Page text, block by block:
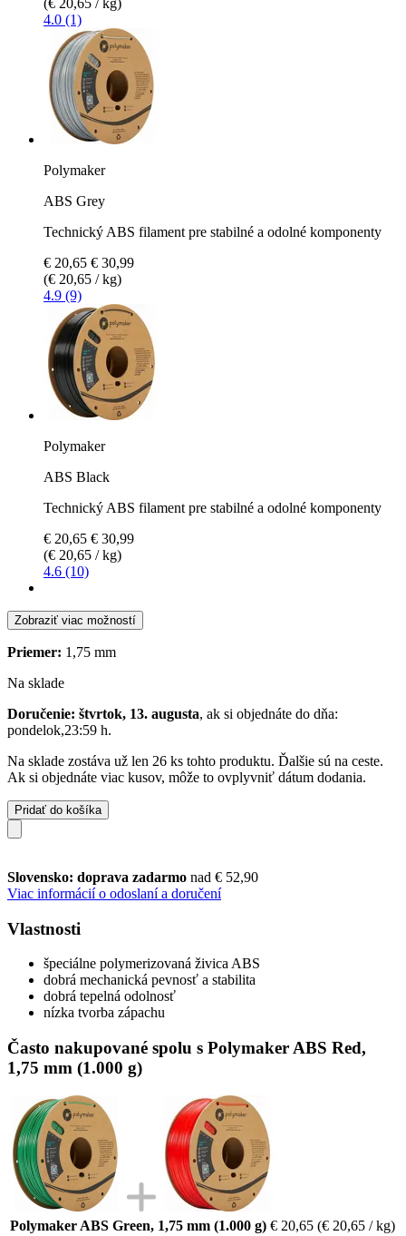
4.0 (1)
Polymaker
ABS Grey
Technický ABS filament pre stabilné a odolné komponenty
€ 20,65 € 30,99
(€ 20,65 / kg)
4.9 (9)
Polymaker
ABS Black
Technický ABS filament pre stabilné a odolné komponenty
€ 20,65 € 30,99
(€ 20,65 / kg)
4.6 (10)
Zobraziť viac možností
Priemer: 1,75 mm
Na sklade
Doručenie: štvrtok, 13. augusta, ak si objednáte do dňa:
pondelok,23:59 h.
Na sklade zostáva už len 26 ks tohto produktu. Ďalšie sú na ceste.
Ak si objednáte viac kusov, môže to ovplyvniť dátum dodania.
Pridať do košíka
Slovensko: doprava zadarmo nad € 52,90
Viac informácií o odoslaní a doručení
Vlastnosti
špeciálne polymerizovaná živica ABS
dobrá mechanická pevnosť a stabilita
dobrá tepelná odolnosť
nízka tvorba zápachu
Často nakupované spolu s Polymaker ABS Red,
1,75 mm (1.000 g)
Polymaker ABS Green, 1,75 mm (1.000 g) € 20,65 (€ 20,65 / kg)